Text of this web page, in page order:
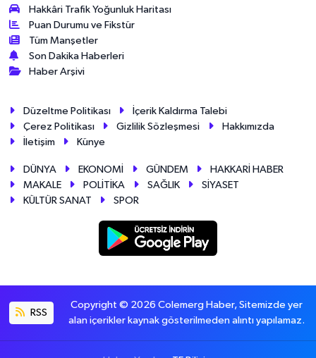
Hakkâri Trafik Yoğunluk Haritası
Puan Durumu ve Fikstür
Tüm Manşetler
Son Dakika Haberleri
Haber Arşivi
Düzeltme Politikası
İçerik Kaldırma Talebi
Çerez Politikası
Gizlilik Sözleşmesi
Hakkımızda
İletişim
Künye
DÜNYA EKONOMİ GÜNDEM
HAKKARİ HABER
MAKALE
POLİTİKA SAĞLIK
SİYASET
KÜLTÜR SANAT
SPOR
RSS
Copyright © 2026 Colemerg Haber, Sitemizde yer
alan içerikler kaynak gösterilmeden alıntı yapılamaz.